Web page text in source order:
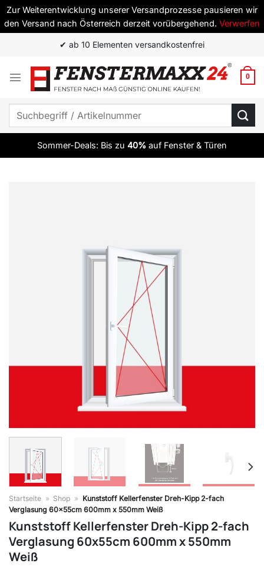
Zur Weiterentwicklung unserer Versandprozesse pausieren wir
den Versand nach Österreich derzeit vorübergehend. Verwerfen
springen
✔ ab 10 Elementen versandkostenfrei
0
Suchen
Sommer-Deals: Bis zu 40% auf Fenster & Türen
Startseite » Shop » Kunststoff Kellerfenster Dreh-Kipp 2-fach
Verglasung 60x55cm 600mm x 550mm Weiß
Kunststoff Kellerfenster Dreh-Kipp 2-fach
Verglasung 60x55cm 600mm x 550mm
Weiß